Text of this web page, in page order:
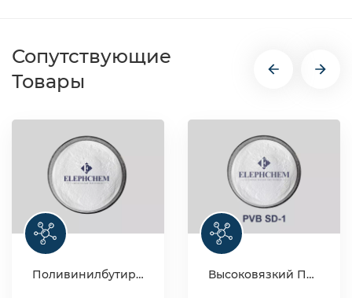
Сопутствующие
Товары
Поливинилбутиральная смола (ПВБ) Высоковязкий ПВБ SD-1